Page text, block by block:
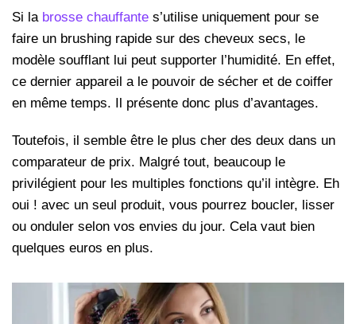
Si la brosse chauffante s’utilise uniquement pour se
faire un brushing rapide sur des cheveux secs, le
modèle soufflant lui peut supporter l’humidité. En effet,
ce dernier appareil a le pouvoir de sécher et de coiffer
en même temps. Il présente donc plus d’avantages.
Toutefois, il semble être le plus cher des deux dans un
comparateur de prix. Malgré tout, beaucoup le
privilégient pour les multiples fonctions qu’il intègre. Eh
oui ! avec un seul produit, vous pourrez boucler, lisser
ou onduler selon vos envies du jour. Cela vaut bien
quelques euros en plus.